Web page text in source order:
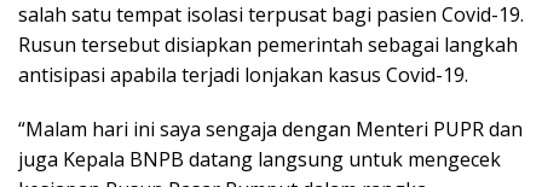
salah satu tempat isolasi terpusat bagi pasien Covid-19.
Rusun tersebut disiapkan pemerintah sebagai langkah
antisipasi apabila terjadi lonjakan kasus Covid-19.
“Malam hari ini saya sengaja dengan Menteri PUPR dan
juga Kepala BNPB datang langsung untuk mengecek